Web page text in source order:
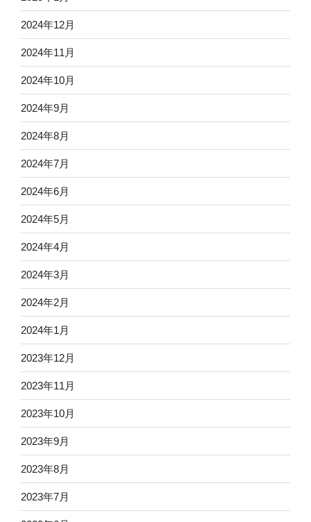
2024年12月
2024年11月
2024年10月
2024年9月
2024年8月
2024年7月
2024年6月
2024年5月
2024年4月
2024年3月
2024年2月
2024年1月
2023年12月
2023年11月
2023年10月
2023年9月
2023年8月
2023年7月